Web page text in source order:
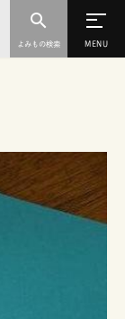
よみもの検索